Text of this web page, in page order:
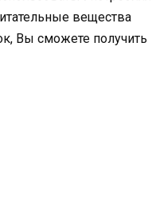
вещества
Вы сможете получить